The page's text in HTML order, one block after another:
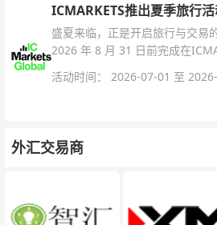
ICMARKETS推出夏季旅行
盛夏来临，正是开启旅行与交易
2026 年 8 月 31 日前完成在
活动时间： 2026-07-01 至
外汇交易商